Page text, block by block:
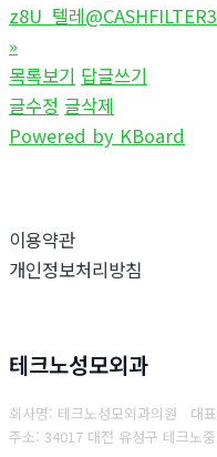
z8U_텔레
»
목록보기 답글쓰기
글수정 글삭제
Powered by KBoard
이용약관
개인정보처리방침
테크노성모외과
회사명: 테크노성모외과의원 대
주소: 34017 대전 유성구 테크노